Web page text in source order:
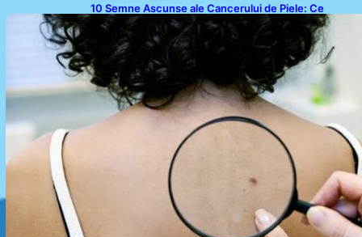
10 Semne Ascunse ale Cancerului de Piele: Ce
Trebuie să Știm pentru a Ne Proteja